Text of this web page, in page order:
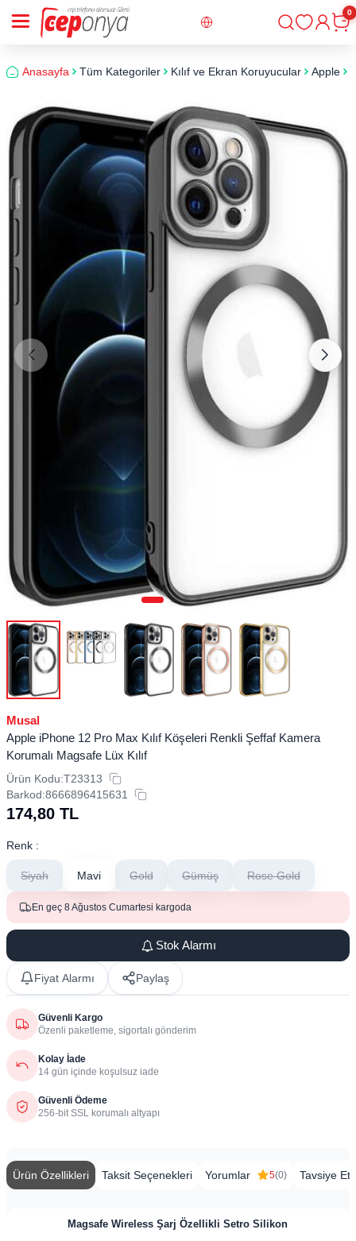
Giriş
0
Anasayfa Tüm Kategoriler Kılıf ve Ekran Koruyucular Apple
Musal
Apple iPhone 12 Pro Max Kılıf Köşeleri Renkli Şeffaf Kamera
Korumalı Magsafe Lüx Kılıf
Ürün Kodu:T23313
Barkod:8666896415631
174,80 TL
Renk :
Siyah Mavi Gold Gümüş Rose Gold
En geç 8 Ağustos Cumartesi kargoda
Stok Alarmı
Fiyat Alarmı Paylaş
Güvenli Kargo
Özenli paketleme, sigortalı gönderim
Kolay İade
14 gün içinde koşulsuz iade
Güvenli Ödeme
256-bit SSL korumalı altyapı
Ürün Özellikleri Taksit Seçenekleri Yorumlar 5(0) Tavsiye Et
Magsafe Wireless Şarj Özellikli Setro Silikon